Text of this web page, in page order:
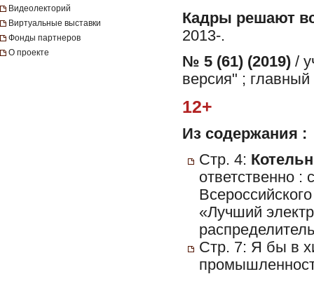
Видеолекторий
Виртуальные выставки
Фонды партнеров
О проекте
Кадры решают
2013-.
№ 5 (61) (2019) /
версия" ;
12+
Из содержания :
Стр. 4:
ответственно
«Лучший
Стр. 7: Я бы в